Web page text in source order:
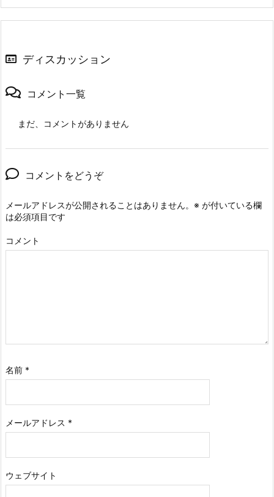
ディスカッション
コメント一覧
まだ、コメントがありません
コメントをどうぞ
メールアドレスが公開されることはありません。 ※ が付いている欄
は必須項目です
コメント
名前 *
メールアドレス *
ウェブサイト